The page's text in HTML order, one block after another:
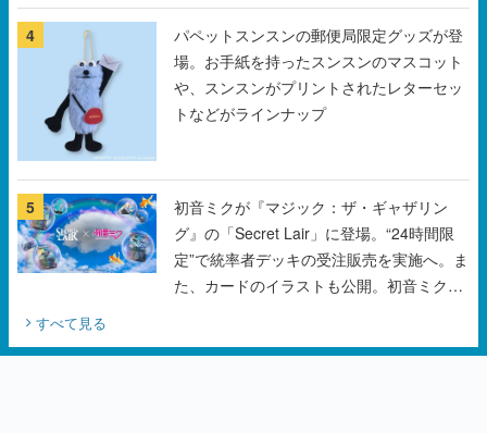
4
パペットスンスンの郵便局限定グッズが登
場。お手紙を持ったスンスンのマスコット
や、スンスンがプリントされたレターセッ
トなどがラインナップ
5
初音ミクが『マジック：ザ・ギャザリン
グ』の「Secret Lair」に登場。“24時間限
定”で統率者デッキの受注販売を実施へ。ま
た、カードのイラストも公開。初音ミクの
すべて見る